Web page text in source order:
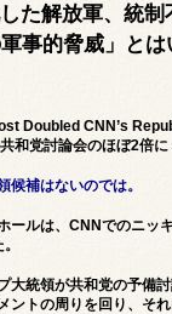
た解放軍、統
事的脅威」とは
Doubled CNN’s
和党討論会のほぼ2倍に
候補はないのでは。
ールは、CNNでのニッ
大統領が共和党の予備
トの周りを回り、それ